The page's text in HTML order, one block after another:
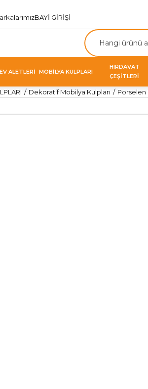
BAYİ GİRİŞİ
ALETLERİ MOBİLYA KULPLARI
HIRDAVAT
ÇEŞİTLERİ
Dekoratif Mobilya Kulpları Porselen